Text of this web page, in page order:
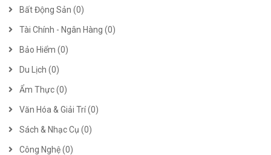
Bất Động Sản (0)
Tài Chính - Ngân Hàng (0)
Bảo Hiểm (0)
Du Lịch (0)
Ẩm Thực (0)
Văn Hóa & Giải Trí (0)
Sách & Nhạc Cụ (0)
Công Nghệ (0)